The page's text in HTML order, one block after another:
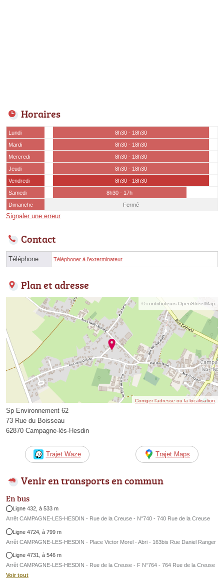
Horaires
Lundi
8h30 - 18h30
Mardi
8h30 - 18h30
Mercredi
8h30 - 18h30
Jeudi
8h30 - 18h30
Vendredi
8h30 - 18h30
Samedi
8h30 - 17h
Dimanche
Fermé
Signaler une erreur
Contact
Téléphone Téléphoner à l'exterminateur
Plan et adresse
© contributeurs OpenStreetMap
Corriger l’adresse ou la localisation
Sp Environnement 62
73 Rue du Boisseau
62870 Campagne-lès-Hesdin
Trajet Waze Trajet Maps
Venir en transports en commun
En bus
Ligne 432, à 533 m
Arrêt CAMPAGNE-LES-HESDIN - Rue de la Creuse - N°740 - 740 Rue de la Creuse
Ligne 4724, à 799 m
Arrêt CAMPAGNE-LES-HESDIN - Place Victor Morel - Abri - 163bis Rue Daniel Ranger
Ligne 4731, à 546 m
Arrêt CAMPAGNE-LES-HESDIN - Rue de la Creuse - F N°764 - 764 Rue de la Creuse
Voir tout